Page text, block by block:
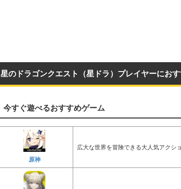
星のドラゴンクエスト（星ドラ）プレイヤーにお
今すぐ遊べるおすすめゲーム
原神
広大な世界を冒険できる大人気アクシ